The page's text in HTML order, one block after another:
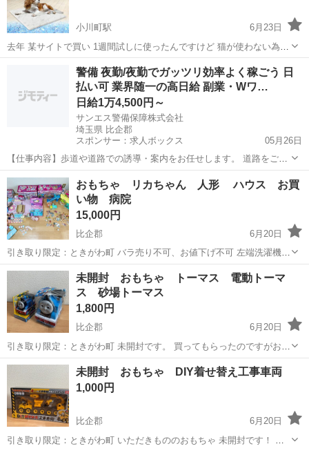
小川町駅
6月23日
去年 某サイトで買い 1週間試しに使ったんですけど 猫が使わない為出
品します！ 箱はないです！ 表面に1箇所だけ傷あります！ 気になるこ
とがあれば質問お願いします！
比企郡 小川町駅 フィギュア 大理石
警備 夜勤/夜勤でガッツリ効率よく稼ごう 日
払い可 業界随一の高日給 副業・Wワ…
日給1万4,500円～
サンエス警備保障株式会社
埼玉県 比企郡
スポンサー：求人ボックス
05月26日
【仕事内容】歩道や道路での誘導・案内をお任せします。 道路をご利
用される車両や歩行者の方が安全に安心して通行するために適切に誘
導してください。 勤務地へは直行直帰OKです! <未経験でも安心!!> 丁
寧な研修20hで基本的な知識を...
アルバイト・パート
おもちゃ リカちゃん 人形 ハウス お買
い物 病院
15,000円
比企郡
6月20日
引き取り限定：ときがわ町 バラ売り不可、お値下げ不可 左端洗濯機、
お洋服1着は新品未開封のものです！ これだけで5000円以上します そ
の他 リカちゃんお買い物パーク リカちゃんハウス リカちゃんク
リニック リカ...
埼玉 比企郡 おもちゃ リカちゃん
未開封 おもちゃ トーマス 電動トーマ
ス 砂場トーマス
1,800円
比企郡
6月20日
引き取り限定：ときがわ町 未開封です。 買ってもらったのですがおも
ちゃがたくさんあって開封する機会がありませんでしたので出品しま
す！ 他にも多数出品中ですので、気になる方はご覧ください⭐︎
埼玉 比企郡 おもちゃ
未開封 おもちゃ DIY着せ替え工事車両
1,000円
比企郡
6月20日
引き取り限定：ときがわ町 いただきもののおもちゃ 未開封です！ 他